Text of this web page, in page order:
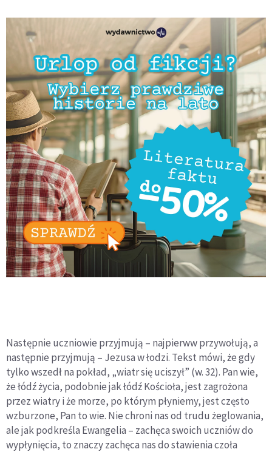
Następnie uczniowie przyjmują – najpierww przywołują, a
następnie przyjmują – Jezusa w łodzi. Tekst mówi, że gdy
tylko wszedł na pokład, „wiatr się uciszył” (w. 32). Pan wie,
że łódź życia, podobnie jak łódź Kościoła, jest zagrożona
przez wiatry i że morze, po którym płyniemy, jest często
wzburzone, Pan to wie. Nie chroni nas od trudu żeglowania,
ale jak podkreśla Ewangelia – zachęca swoich uczniów do
wypłynięcia, to znaczy zachęca nas do stawienia czoła